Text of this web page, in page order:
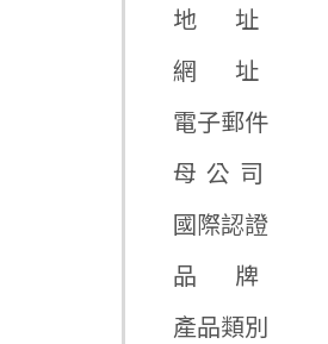
地 址
網 址
電子郵件
母 公 司
國際認證
品 牌
產品類別